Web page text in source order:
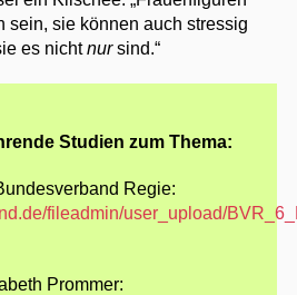
sein, sie können auch stressig
es nichtnursind.“
Studien zum Thema:
Regie:
fileadmin/user_upload/
Prommer: